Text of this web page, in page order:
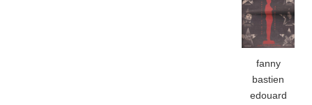
fanny
bastien
edouard